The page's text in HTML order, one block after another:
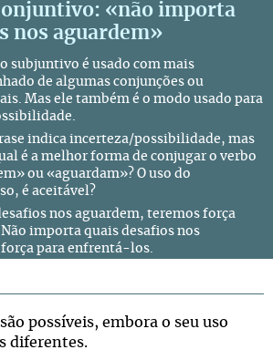
«não importa
nos aguardem»
subjuntivo é usado com mais
de algumas conjunções ou
Mas ele também é o modo usado para
indica incerteza/possibilidade, mas
é a melhor forma de conjugar o verbo
ou «aguardam»? O uso do
é aceitável?
nos aguardem, teremos força
importa quais desafios nos
para enfrentá-los.
possíveis, embora o seu uso
diferentes.